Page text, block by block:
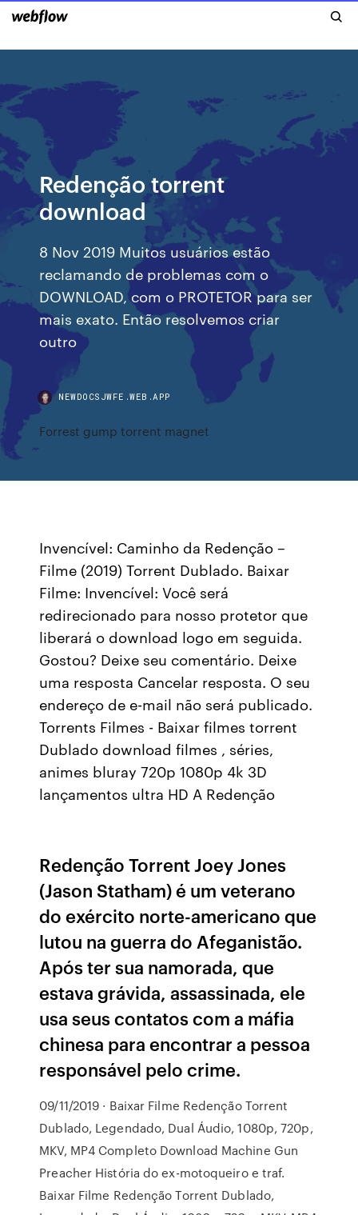
Redenção torrent
download
8 Nov 2019 Muitos usuários estão
reclamando de problemas com o
DOWNLOAD, com o PROTETOR para ser
mais exato. Então resolvemos criar
outro
NEWDOCSJWFE.WEB.APP
Forrest gump torrent magnet
Invencível: Caminho da Redenção –
Filme (2019) Torrent Dublado. Baixar
Filme: Invencível: Você será
redirecionado para nosso protetor que
liberará o download logo em seguida.
Gostou? Deixe seu comentário. Deixe
uma resposta Cancelar resposta. O seu
endereço de e-mail não será publicado.
Torrents Filmes - Baixar filmes torrent
Dublado download filmes , séries,
animes bluray 720p 1080p 4k 3D
lançamentos ultra HD A Redenção
Redenção Torrent Joey Jones
(Jason Statham) é um veterano
do exército norte-americano que
lutou na guerra do Afeganistão.
Após ter sua namorada, que
estava grávida, assassinada, ele
usa seus contatos com a máfia
chinesa para encontrar a pessoa
responsável pelo crime.
09/11/2019 · Baixar Filme Redenção Torrent
Dublado, Legendado, Dual Áudio, 1080p, 720p,
MKV, MP4 Completo Download Machine Gun
Preacher História do ex-motoqueiro e traf.
Baixar Filme Redenção Torrent Dublado,